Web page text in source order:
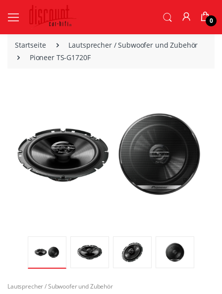
0
Startseite
Lautsprecher / Subwoofer und Zubehör
Pioneer TS-G1720F
Lautsprecher / Subwoofer und Zubehör